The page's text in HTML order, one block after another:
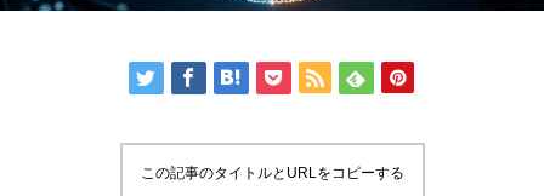
この記事のタイトルとURLをコピーする